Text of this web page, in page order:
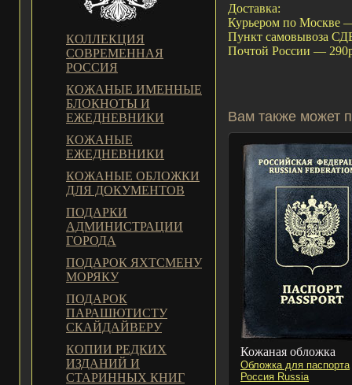
КОЛЛЕКЦИЯ
СОВРЕМЕННАЯ
РОССИЯ
КОЖАНЫЕ ИМЕННЫЕ
БЛОКНОТЫ И
ЕЖЕДНЕВНИКИ
КОЖАНЫЕ
ЕЖЕДНЕВНИКИ
КОЖАНЫЕ ОБЛОЖКИ
ДЛЯ ДОКУМЕНТОВ
ПОДАРКИ
АДМИНИСТРАЦИИ
ГОРОДА
ПОДАРОК ЯХТСМЕНУ
МОРЯКУ
ПОДАРОК
ПАРАШЮТИСТУ
СКАЙДАЙВЕРУ
КОПИИ РЕДКИХ
ИЗДАНИЙ И
СТАРИННЫХ КНИГ
Доставка:
Курьером по Москве
Пункт самовывоза
Почтой России —
Вам также может
Кожаная обложка
Обложка для паспорта
Россия Russia